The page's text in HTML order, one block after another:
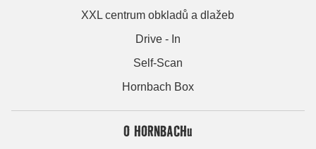
XXL centrum obkladů a dlažeb
Drive - In
Self-Scan
Hornbach Box
O HORNBACHu